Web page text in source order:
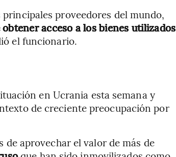
proveedores del mundo,
acceso a los bienes utilizados
el funcionario.
en Ucrania esta semana y
de creciente preocupación por
aprovechar el valor de más de